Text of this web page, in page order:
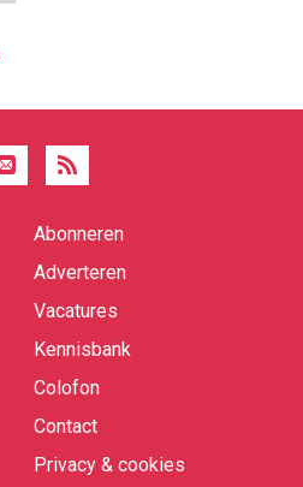
Abonneren
Adverteren
Vacatures
Kennisbank
Colofon
Contact
Privacy & cookies